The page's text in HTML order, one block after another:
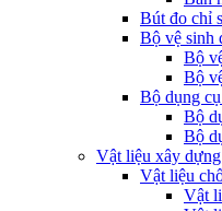
Bút đo chỉ
Bộ vệ sinh
Bộ
Bộ
Bộ dụng
Bộ
Bộ
Vật liệu xây
Vật liệu
Vật